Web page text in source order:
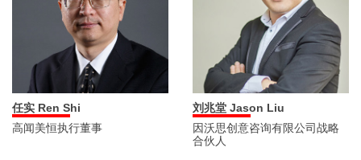
任实 Ren Shi
高闻美恒执行董事
刘兆堂 Jason Liu
因沃思创意咨询有限公司战略
合伙人